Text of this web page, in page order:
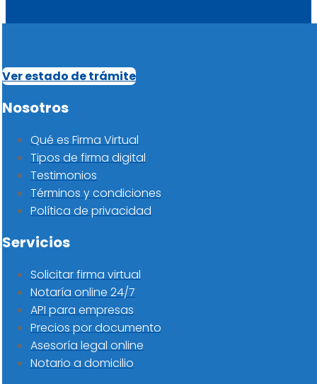
Ver estado de trámite
Nosotros
Qué es Firma Virtual
Tipos de firma digital
Testimonios
Términos y condiciones
Política de privacidad
Servicios
Solicitar firma virtual
Notaría online 24/7
API para empresas
Precios por documento
Asesoría legal online
Notario a domicilio